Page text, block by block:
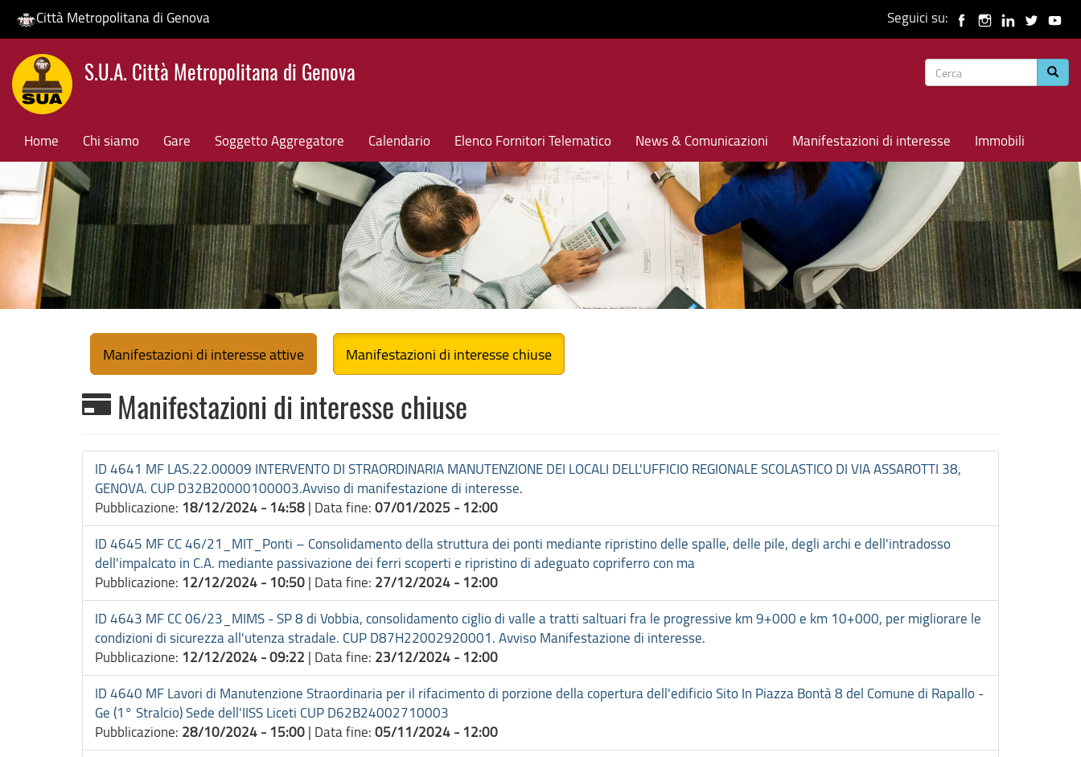
Salta
contenuto
principale
Città Metropolitana di Genova Seguici su:
S.U.A. Città Metropolitana di Genova
Form
ricerca
Home Chi siamo Gare Soggetto Aggregatore Calendario Elenco Fornitori Telematico News & Comunicazioni Manifestazioni di interesse Immobili
Manifestazioni di interesse attive Manifestazioni di interesse chiuse
Manifestazioni di interesse chiuse
ID 4641 MF LAS.22.00009 INTERVENTO DI STRAORDINARIA MANUTENZIONE DEI LOCALI DELL'UFFICIO REGIONALE SCOLASTICO DI VIA ASSAROTTI 38,
GENOVA. CUP D32B20000100003.Avviso di manifestazione di interesse.
Pubblicazione: 18/12/2024 - 14:58 | Data fine: 07/01/2025 - 12:00
ID 4645 MF CC 46/21_MIT_Ponti – Consolidamento della struttura dei ponti mediante ripristino delle spalle, delle pile, degli archi e dell'intradosso
dell'impalcato in C.A. mediante passivazione dei ferri scoperti e ripristino di adeguato copriferro con ma
Pubblicazione: 12/12/2024 - 10:50 | Data fine: 27/12/2024 - 12:00
ID 4643 MF CC 06/23_MIMS - SP 8 di Vobbia, consolidamento ciglio di valle a tratti saltuari fra le progressive km 9+000 e km 10+000, per migliorare le
condizioni di sicurezza all'utenza stradale. CUP D87H22002920001. Avviso Manifestazione di interesse.
Pubblicazione: 12/12/2024 - 09:22 | Data fine: 23/12/2024 - 12:00
ID 4640 MF Lavori di Manutenzione Straordinaria per il rifacimento di porzione della copertura dell'edificio Sito In Piazza Bontà 8 del Comune di Rapallo -
Ge (1° Stralcio) Sede dell'IISS Liceti CUP D62B24002710003
Pubblicazione: 28/10/2024 - 15:00 | Data fine: 05/11/2024 - 12:00